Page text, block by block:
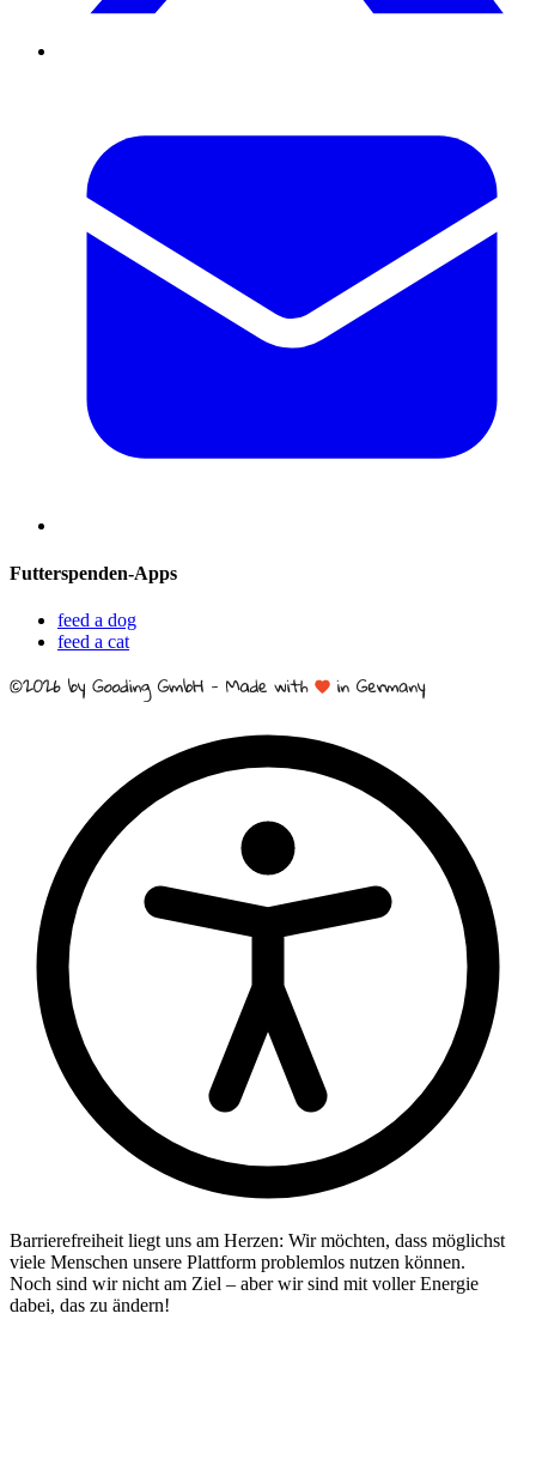
Futterspenden-Apps
feed a dog
feed a cat
Barrierefreiheit liegt uns am Herzen: Wir möchten, dass möglichst
viele Menschen unsere Plattform problemlos nutzen können.
Noch sind wir nicht am Ziel – aber wir sind mit voller Energie
dabei, das zu ändern!